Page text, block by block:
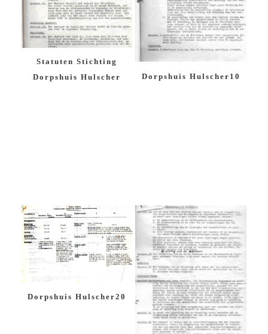
Statuten Stichting
Dorpshuis Hulscher
Dorpshuis Hulscher10
Dorpshuis Hulscher20